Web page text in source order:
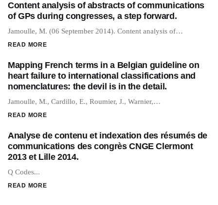
Content analysis of abstracts of communications
of GPs during congresses, a step forward.
Jamoulle, M. (06 September 2014). Content analysis of…
READ MORE
Mapping French terms in a Belgian guideline on
heart failure to international classifications and
nomenclatures: the devil is in the detail.
Jamoulle, M., Cardillo, E., Roumier, J., Warnier,…
READ MORE
Analyse de contenu et indexation des résumés de
communications des congrès CNGE Clermont
2013 et Lille 2014.
Q Codes...
READ MORE